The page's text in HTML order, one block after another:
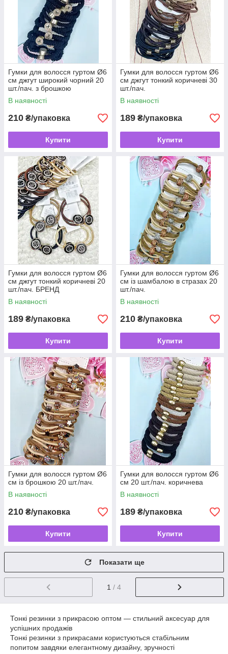
Гумки для волосся гуртом Ø6
см джгут широкий чорний 20
шт./пач. з брошкою
В наявності
210 ₴/упаковка
Купити
Гумки для волосся гуртом Ø6
см джгут тонкий коричневі 30
шт./пач.
В наявності
189 ₴/упаковка
Купити
Гумки для волосся гуртом Ø6
см джгут тонкий коричневі 20
шт./пач. БРЕНД
В наявності
189 ₴/упаковка
Купити
Гумки для волосся гуртом Ø6
см із шамбалою в стразах 20
шт./пач.
В наявності
210 ₴/упаковка
Купити
Гумки для волосся гуртом Ø6
см із брошкою 20 шт./пач.
В наявності
210 ₴/упаковка
Купити
Гумки для волосся гуртом Ø6
см 20 шт./пач. коричнева
В наявності
189 ₴/упаковка
Купити
Показати ще
1 / 4
Тонкі резинки з прикрасою оптом — стильний аксесуар для
успішних продажів
Тонкі резинки з прикрасами користуються стабільним
попитом завдяки елегантному дизайну, зручності